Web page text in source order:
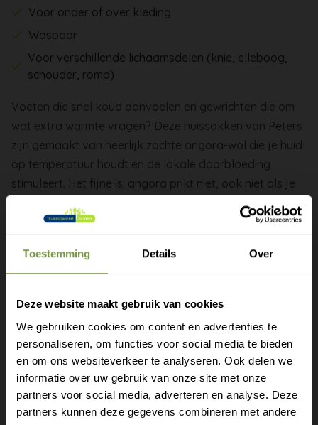
Toestemming Details Over
Deze website maakt gebruik van cookies
We gebruiken cookies om content en advertenties te
personaliseren, om functies voor social media te bieden
en om ons websiteverkeer te analyseren. Ook delen we
informatie over uw gebruik van onze site met onze
partners voor social media, adverteren en analyse. Deze
partners kunnen deze gegevens combineren met andere
Voor onder of over kleding
Wasbaar
Voor verschillende lichaamsdelen (knie, elleboog,
schouder, romp)
Voeten die snel koud aanvoelen en gewrichten die om
wat extra warmte vragen? Deze huissokken van Peters
zijn gemaakt van heerlijk zachte angora-wol die je huid
op temperatuur houdt en de lokale doorbloeding
stimuleert. Het fijne is: angora prikt niet, ook niet als je
houdt
Stimuleert de lokale doorbloeding bij koude voeten
Prikt niet, ook bij een gevoelige huid
Ademend, zacht en wasbaar volgens het label
Draag ze gerust continu, ook 's nachts, wanneer je
klachten erger zijn. Zodra het verbetert, kun je ze
geleidelijk minder gaan dragen.
Gratis verzending?
Laat je e-mail achter.